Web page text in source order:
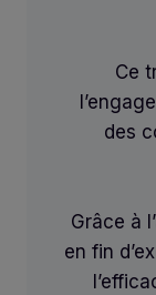
Ce
des
Grâce à
en fin